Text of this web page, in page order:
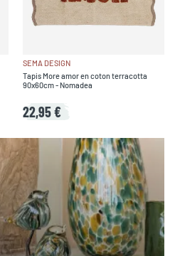
SEMA DESIGN
Tapis More amor en coton terracotta
90x60cm - Nomadea
22,95 €